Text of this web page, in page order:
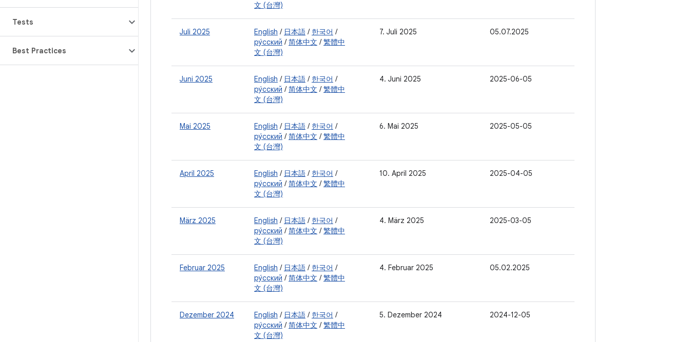
Tests
Best Practices
文 (台灣)
Juli 2025 English / 日本語 / 한국어 /
ру́сский /简体中文 /繁體中
文 (台灣)
7. Juli 2025 05.07.2025
Juni 2025 English / 日本語 / 한국어 /
ру́сский /简体中文 /繁體中
文 (台灣)
4. Juni 2025 2025-06-05
Mai 2025 English / 日本語 / 한국어 /
ру́сский /简体中文 /繁體中
文 (台灣)
6. Mai 2025 2025-05-05
April 2025 English / 日本語 / 한국어 /
ру́сский /简体中文 /繁體中
文 (台灣)
10. April 2025 2025-04-05
März 2025 English / 日本語 / 한국어 /
ру́сский /简体中文 /繁體中
文 (台灣)
4. März 2025 2025-03-05
Februar 2025 English / 日本語 / 한국어 /
ру́сский /简体中文 /繁體中
文 (台灣)
4. Februar 2025 05.02.2025
Dezember 2024 English / 日本語 / 한국어 /
ру́сский /简体中文 /繁體中
文 (台灣)
5. Dezember 2024 2024-12-05